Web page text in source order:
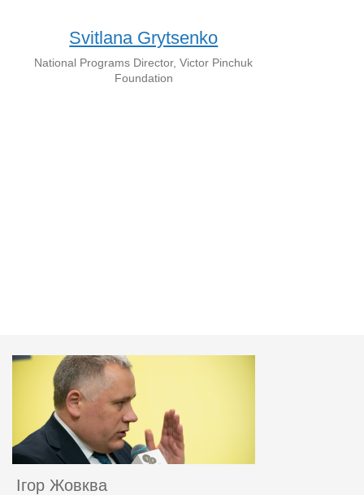
Svitlana Grytsenko
National Programs Director, Victor Pinchuk
Foundation
Ігор Жовква